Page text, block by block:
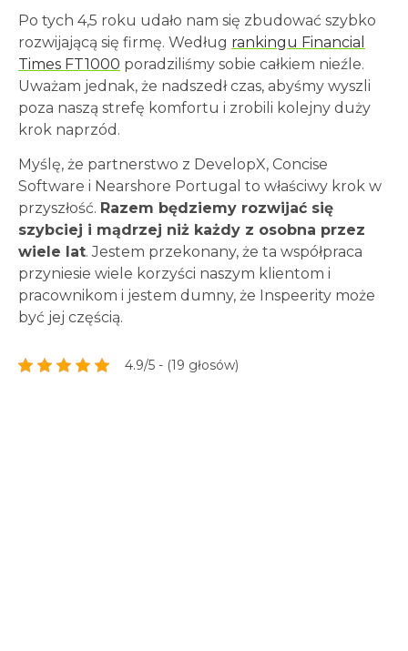
Po tych 4,5 roku udało nam się zbudować szybko
rozwijającą się firmę. Według rankingu Financial
Times FT1000 poradziliśmy sobie całkiem nieźle.
Uważam jednak, że nadszedł czas, abyśmy wyszli
poza naszą strefę komfortu i zrobili kolejny duży
krok naprzód.
Myślę, że partnerstwo z DevelopX, Concise
Software i Nearshore Portugal to właściwy krok w
przyszłość. Razem będziemy rozwijać się
szybciej i mądrzej niż każdy z osobna przez
wiele lat. Jestem przekonany, że ta współpraca
przyniesie wiele korzyści naszym klientom i
pracownikom i jestem dumny, że Inspeerity może
być jej częścią.
4.9/5 - (19 głosów)